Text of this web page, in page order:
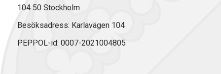
104 50 Stockholm
Besöksadress: Karlavägen 104
PEPPOL-id: 0007-2021004805